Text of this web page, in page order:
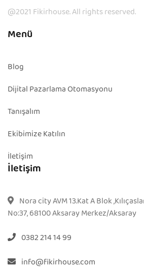
@2021 Fikirhouse. All rights reserved.
Menü
Blog
Dijital Pazarlama Otomasyonu
Tanışalım
Ekibimize Katılın
İletişim
İletişim
Nora city AVM 13.Kat A Blok
No:37, 68100 Aksaray Merkez/Aksaray
0382 214 14 99
info@fikirhouse.com